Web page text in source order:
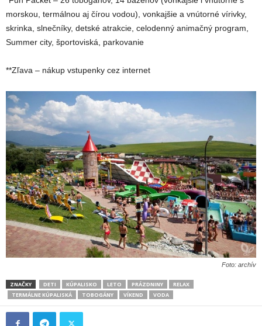
morskou, termálnou aj čírou vodou), vonkajšie a vnútorné vírivky,
skrinka, slnečníky, detské atrakcie, celodenný animačný program,
Summer city, športoviská, parkovanie
**Zľava – nákup vstupenky cez internet
Foto: archív
ZNAČKY DETI KÚPALISKO LETO PRÁZDNINY
RELAX
TERMÁLNE KÚPALISKÁ
TOBOGÁNY VÍKEND VODA